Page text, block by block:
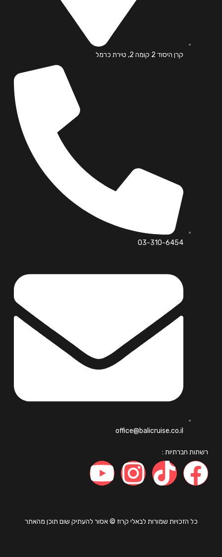
קרן היסוד 2 קומה 2, טירת כרמל
03-310-6454
office@balicruise.co.il
חברתיות :
כל הזכויות שמורות לבאלי קרוז © אסור להעתיק שום תוכן מהאתר